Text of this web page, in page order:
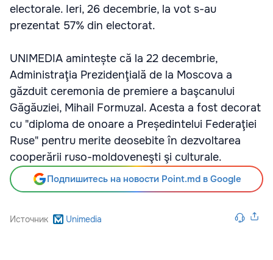
electorale. Ieri, 26 decembrie, la vot s-au
prezentat 57% din electorat.
UNIMEDIA amintește că la 22 decembrie,
Administraţia Prezidenţială de la Moscova a
găzduit ceremonia de premiere a başcanului
Găgăuziei, Mihail Formuzal. Acesta a fost decorat
cu "diploma de onoare a Președintelui Federaţiei
Ruse" pentru merite deosebite în dezvoltarea
cooperării ruso-moldoveneşti şi culturale.
Подпишитесь на новости Point.md в Google
Источник Unimedia